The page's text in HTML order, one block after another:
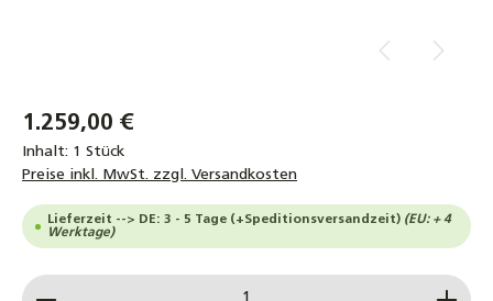
1.259,00 €
Inhalt: 1 Stück
Preise inkl. MwSt. zzgl. Versandkosten
Lieferzeit --> DE: 3 - 5 Tage (+Speditionsversandzeit) (EU: + 4
Werktage)
Produkt Anzahl: Gib den gewünschten Wert ein